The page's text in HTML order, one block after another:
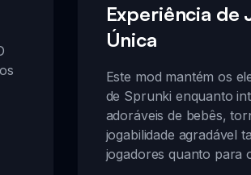
Experiência de
Única
Este mod mantém os
de Sprunki enquanto
adoráveis de bebês,
jogabilidade agradável
jogadores quanto para